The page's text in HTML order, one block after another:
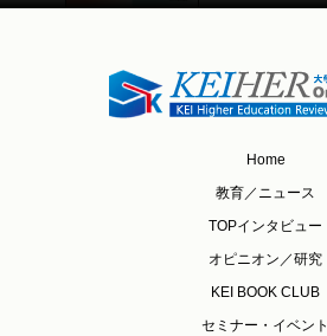
Home
教育／ニュース
TOPインタビュー
オピニオン／研究
KEI BOOK CLUB
セミナー・イベント